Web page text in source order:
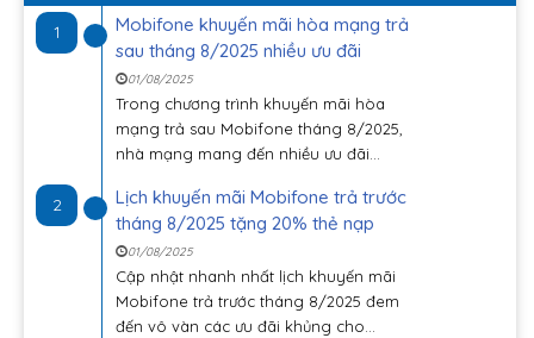
1
Mobifone khuyến mãi hòa mạng trả
sau tháng 8/2025 nhiều ưu đãi
01/08/2025
Trong chương trình khuyến mãi hòa
mạng trả sau Mobifone tháng 8/2025,
nhà mạng mang đến nhiều ưu đãi...
2
Lịch khuyến mãi Mobifone trả trước
tháng 8/2025 tặng 20% thẻ nạp
01/08/2025
Cập nhật nhanh nhất lịch khuyến mãi
Mobifone trả trước tháng 8/2025 đem
đến vô vàn các ưu đãi khủng cho...